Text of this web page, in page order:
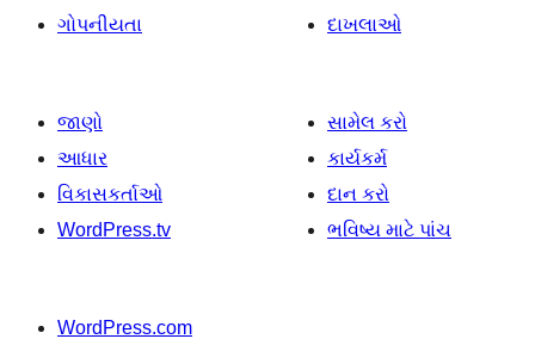
ગોપનીયતા
દાખલાઓ
જાણો
આધાર
વિકાસકર્તાઓ
WordPress.tv
સામેલ કરો
કાર્યકર્મ
દાન કરો
ભવિષ્ય માટે પાંચ
WordPress.com